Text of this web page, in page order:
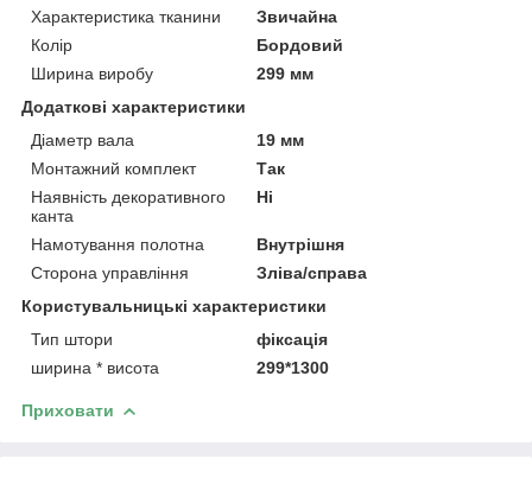
Характеристика тканини
Звичайна
Колір
Бордовий
Ширина виробу
299 мм
Додаткові характеристики
Діаметр вала
19 мм
Монтажний комплект
Так
Наявність декоративного
канта
Ні
Намотування полотна
Внутрішня
Сторона управління
Зліва/справа
Користувальницькі характеристики
Тип штори
фіксація
ширина * висота
299*1300
Приховати